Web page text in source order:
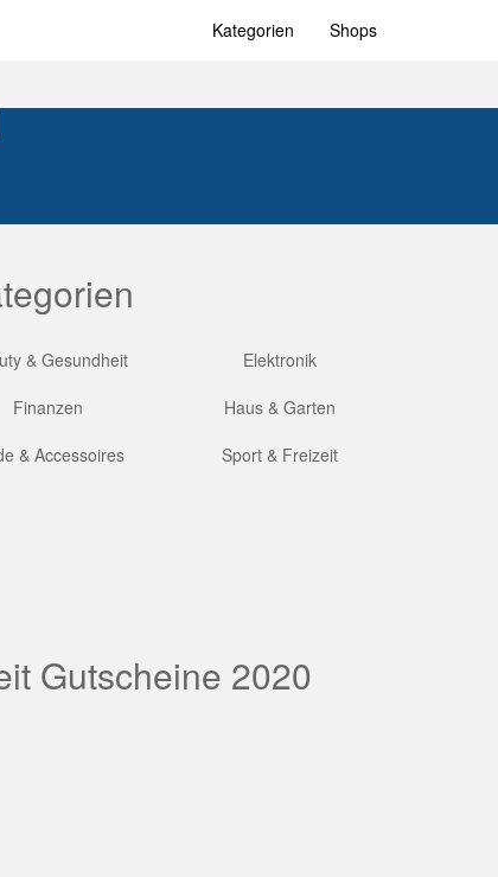
Kategorien Shops
& Gesundheit
Elektronik
Finanzen
Haus & Garten
& Accessoires Sport & Freizeit
Gutscheine 2020